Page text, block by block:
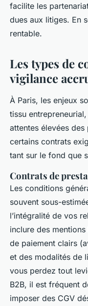
facilite les
dues aux litiges. En
rentable.
Les types de
vigilance
À Paris, les enjeux
tissu
attentes élevées
certains contrats
tant sur le fond que
Contrats de
Les conditions
souvent sous-
l’intégralité de vos
inclure des
de paiement clairs
et des modalités de
vous perdez tout
B2B, il est fréquent
imposer des CGV